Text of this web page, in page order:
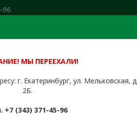
96
МЫ ПЕРЕЕХАЛИ!
г. Екатеринбург, ул. Мельковская,
2Б.
+7 (343) 371-45-96